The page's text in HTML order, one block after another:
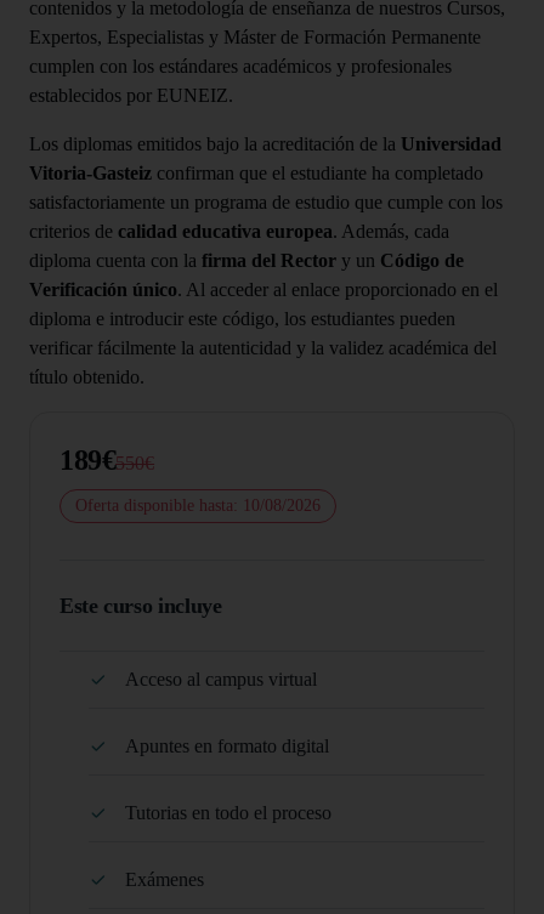
contenidos y la metodología de enseñanza de nuestros Cursos,
Expertos, Especialistas y Máster de Formación Permanente
cumplen con los estándares académicos y profesionales
establecidos por EUNEIZ.
Los diplomas emitidos bajo la acreditación de la Universidad
Vitoria-Gasteiz confirman que el estudiante ha completado
satisfactoriamente un programa de estudio que cumple con los
criterios de calidad educativa europea. Además, cada
diploma cuenta con la firma del Rector y un Código de
Verificación único. Al acceder al enlace proporcionado en el
diploma e introducir este código, los estudiantes pueden
verificar fácilmente la autenticidad y la validez académica del
título obtenido.
189€550€
Oferta disponible hasta: 10/08/2026
Este curso incluye
Acceso al campus virtual
Apuntes en formato digital
Tutorias en todo el proceso
Exámenes